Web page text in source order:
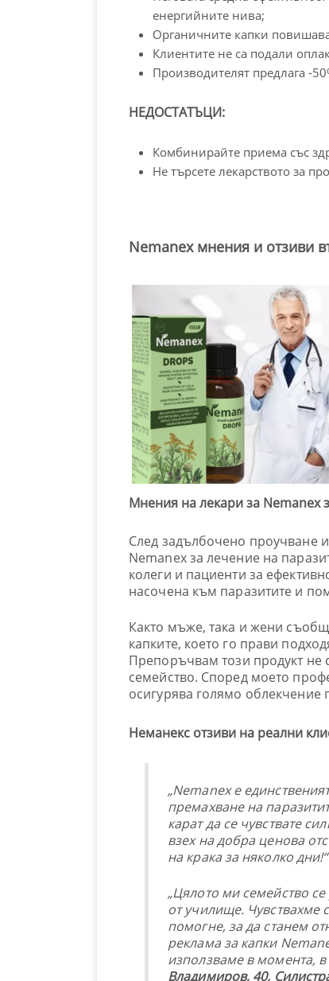
енергийните нива;
Органичните капки
Клиентите не са подали
Производителят предлага -
НЕДОСТАТЪЦИ:
Комбинирайте приема със
Не търсете лекарството за
Nemanex мнения и отзиви
Мнения на лекари за Nemanex
След задълбочено проучване
Nemanex за лечение на
колеги и пациенти за
насочена към паразитите и
Както мъже, така и жени
капките, което го прави
Препоръчвам този продукт не
семейство. Според моето
осигурява голямо
Неманекс отзиви на реални
„Nemanex е
премахване на
карат да се чувствате
взех на добра ценова
на крака за няколко дни!“
„Цялото ми семейство
от училище. Чувствахме
помогне, за да станем
реклама за капки
използваме в момента,
Владимиров, 40,